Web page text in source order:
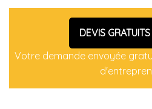
DEVIS
Votre demande envoyée